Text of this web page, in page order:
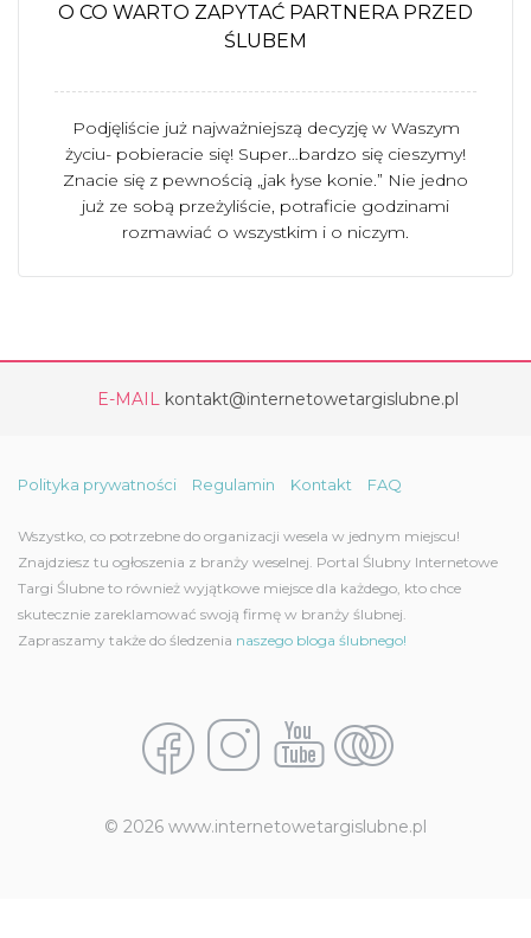
O CO WARTO ZAPYTAĆ PARTNERA PRZED
ŚLUBEM
Podjęliście już najważniejszą decyzję w Waszym
życiu- pobieracie się! Super…bardzo się cieszymy!
Znacie się z pewnością „jak łyse konie.” Nie jedno
już ze sobą przeżyliście, potraficie godzinami
rozmawiać o wszystkim i o niczym.
E-MAIL kontakt@internetowetargislubne.pl
Polityka prywatności Regulamin Kontakt FAQ
Wszystko, co potrzebne do organizacji wesela w jednym miejscu!
Znajdziesz tu ogłoszenia z branży weselnej. Portal Ślubny Internetowe
Targi Ślubne to również wyjątkowe miejsce dla każdego, kto chce
skutecznie zareklamować swoją firmę w branży ślubnej.
Zapraszamy także do śledzenia naszego bloga ślubnego!
© 2026 www.internetowetargislubne.pl